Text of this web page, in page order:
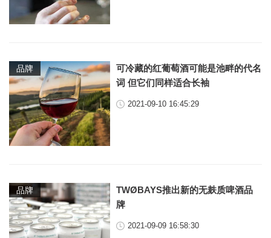
品牌
可冷藏的红葡萄酒可能是池畔的代名
词 但它们同样适合长袖
2021-09-10 16:45:29
品牌
TWØBAYS推出新的无麸质啤酒品
牌
2021-09-09 16:58:30